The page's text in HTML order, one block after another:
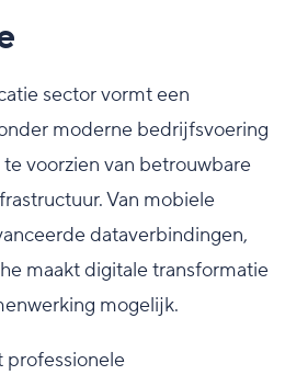
sector vormt een
moderne bedrijfsvoering
voorzien van betrouwbare
Van mobiele
dataverbindingen,
maakt digitale transformatie
mogelijk.